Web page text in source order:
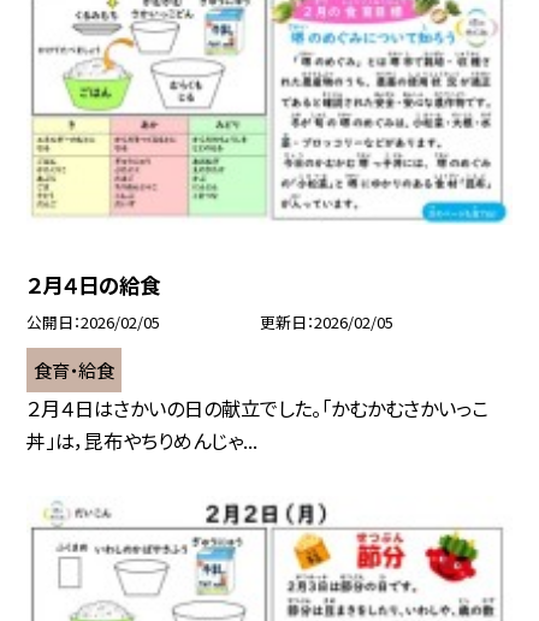
２月４日の給食
公開日 2026/02/05 更新日 2026/02/05
食育・給食
２月４日はさかいの日の献立でした。「かむかむさかいっこ
丼」は，昆布やちりめんじゃ...